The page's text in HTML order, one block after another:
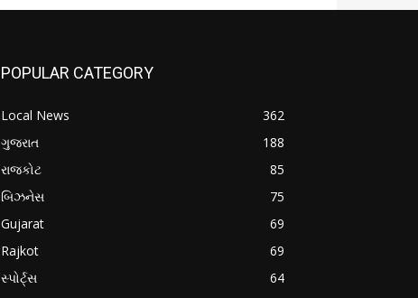
POPULAR CATEGORY
Local News
362
ગુજરાત
188
રાજકોટ
85
બિઝનેસ
75
Gujarat
69
Rajkot
69
સ્પોર્ટ્સ
64